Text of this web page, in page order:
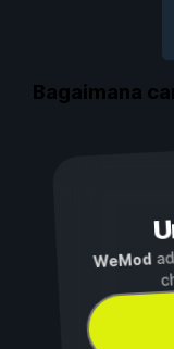
Bagaimana
WeMod